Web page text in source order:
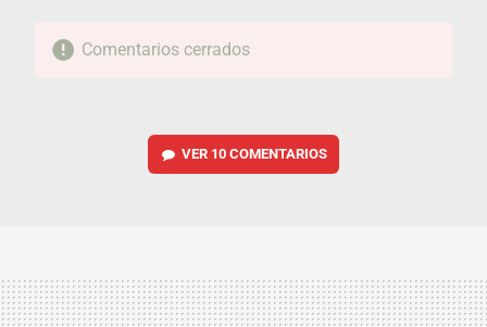
Comentarios cerrados
VER 10 COMENTARIOS